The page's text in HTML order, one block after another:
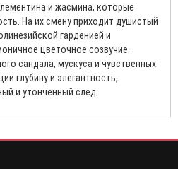
и жасмина, которые
На их смену приходит душистый
гарденией и
цветочное созвучие.
сандала, мускуса и чувственных
глубину и элегантность,
и утончённый след.